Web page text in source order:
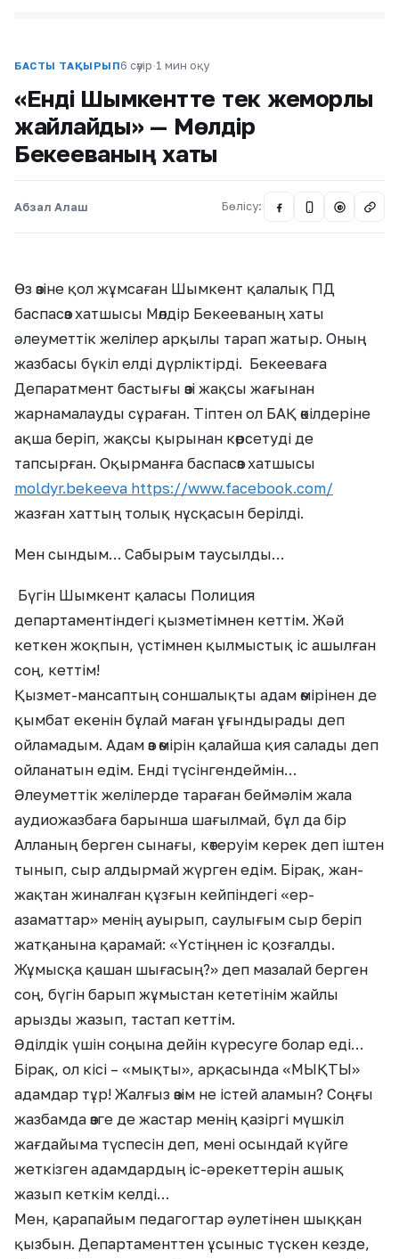
БАСТЫ ТАҚЫРЫП6 сәуір·1 мин оқу
«Енді Шымкентте тек жемқорлық
жайлайды» — Мөлдір
Бекееваның хаты
Абзал Алаш Бөлісу: @
Өз өзіне қол жұмсаған Шымкент қалалық ПД
баспасөз хатшысы Мөлдір Бекееваның хаты
әлеуметтік желілер арқылы тарап жатыр. Оның
жазбасы бүкіл елді дүрліктірді. Бекееваға
Депаратмент бастығы өзі жақсы жағынан
жарнамалауды сұраған. Тіптен ол БАҚ өкілдеріне
ақша беріп, жақсы қырынан көрсетуді де
тапсырған. Оқырманға баспасөз хатшысы
moldyr.bekeeva https://www.facebook.com/
жазған хаттың толық нұсқасын берілді.
Мен сындым… Сабырым таусылды…
Бүгін Шымкент қаласы Полиция
департаментіндегі қызметімнен кеттім. Жәй
кеткен жоқпын, үстімнен қылмыстық іс ашылған
соң, кеттім!
Қызмет-мансаптың соншалықты адам өмірінен де
қымбат екенін бұлай маған ұғындырады деп
ойламадым. Адам өз өмірін қалайша қия салады деп
ойланатын едім. Енді түсінгендеймін…
Әлеуметтік желілерде тараған беймәлім жала
аудиожазбаға барынша шағылмай, бұл да бір
Алланың берген сынағы, көтеруім керек деп іштен
тынып, сыр алдырмай жүрген едім. Бірақ, жан-
жақтан жиналған құзғын кейпіндегі «ер-
азаматтар» менің ауырып, саулығым сыр беріп
жатқанына қарамай: «Үстіңнен іс қозғалды.
Жұмысқа қашан шығасың?» деп мазалай берген
соң, бүгін барып жұмыстан кететінім жайлы
арызды жазып, тастап кеттім.
Әділдік үшін соңына дейін күресуге болар еді…
Бірақ, ол кісі – «мықты», арқасында «МЫҚТЫ»
адамдар тұр! Жалғыз өзім не істей аламын? Соңғы
жазбамда өзге де жастар менің қазіргі мүшкіл
жағдайыма түспесін деп, мені осындай күйге
жеткізген адамдардың іс-әрекеттерін ашық
жазып кеткім келді…
Мен, қарапайым педагогтар әулетінен шыққан
қызбын. Департаменттен ұсыныс түскен кезде,